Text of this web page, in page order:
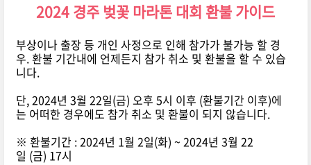
2024 경주 벚꽃 마라톤 대회 환불 가이드
부상이나 출장 등 개인 사정으로 인해 참가가 불가능 할 경
우. 환불 기간내에 언제든지 참가 취소 및 환불을 할 수 있습
니다.
단, 2024년 3월 22일(금) 오후 5시 이후 (환불기간 이후)에
는 어떠한 경우에도 참가 취소 및 환불이 되지 않습니다.
※ 환불기간 : 2024년 1월 2일(화) ~ 2024년 3월 22
일 (금) 17시